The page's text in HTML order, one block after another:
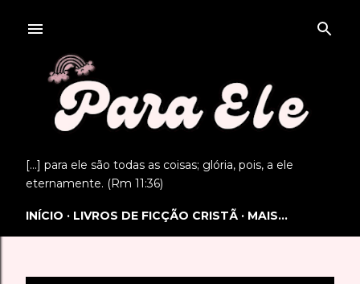
[...] para ele são todas as coisas; glória, pois, a ele
eternamente. (Rm 11:36)
INÍCIO LIVROS DE FICÇÃO CRISTÃ MAIS…